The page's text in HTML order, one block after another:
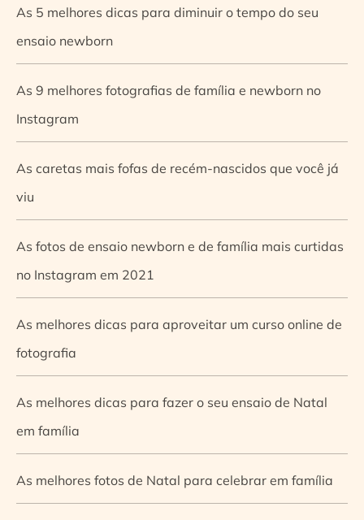
As 5 melhores dicas para diminuir o tempo do seu
ensaio newborn
As 9 melhores fotografias de família e newborn no
Instagram
As caretas mais fofas de recém-nascidos que você já
viu
As fotos de ensaio newborn e de família mais curtidas
no Instagram em 2021
As melhores dicas para aproveitar um curso online de
fotografia
As melhores dicas para fazer o seu ensaio de Natal
em família
As melhores fotos de Natal para celebrar em família